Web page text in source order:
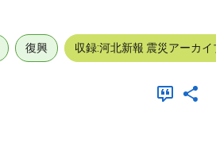
復興 収録:河北新報 震災アーカイ